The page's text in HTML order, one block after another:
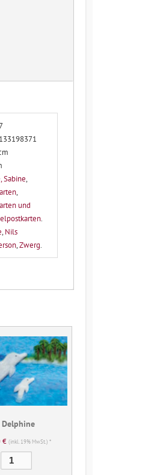
Sabine,
,
und
.
, Nils
,Zwerg.
Delphine
€ (inkl. 19% MwSt.) *
Menge